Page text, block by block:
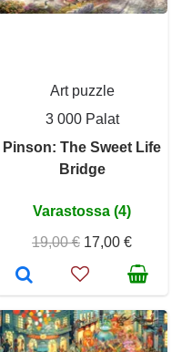
Art puzzle
3 000 Palat
Pinson: The Sweet Life
Bridge
Varastossa (4)
19,00 € 17,00 €